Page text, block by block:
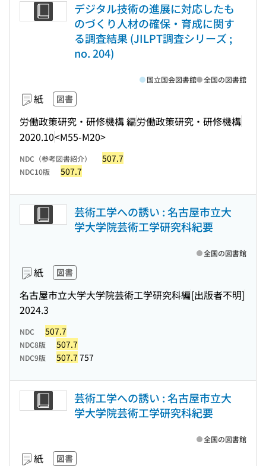
デジタル技術の進展に対応したも
のづくり人材の確保・育成に関す
る調査結果 (JILPT調査シリーズ ;
no. 204)
紙 図書
労働政策研究・研修機構 編労働政策研究・研修機構
2020.10<M55-M20>
国立国会図書館 全国の図書館
NDC（参考図書紹介） 507.7
NDC10版 507.7
芸術工学への誘い : 名古屋市立大
学大学院芸術工学研究科紀要
紙 図書
名古屋市立大学大学院芸術工学研究科編[出版者不明]
2024.3
全国の図書館
NDC 507.7
NDC8版 507.7
NDC9版 507.7 757
芸術工学への誘い : 名古屋市立大
学大学院芸術工学研究科紀要
紙 図書
全国の図書館